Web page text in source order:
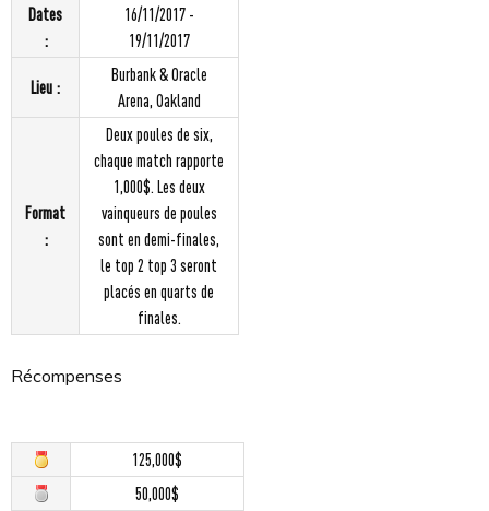
Dates
:
16/11/2017 -
19/11/2017
Lieu :
Burbank & Oracle
Arena, Oakland
Format
:
Deux poules de six,
chaque match rapporte
1,000$. Les deux
vainqueurs de poules
sont en demi-finales,
le top 2 top 3 seront
placés en quarts de
finales.
Récompenses
125,000$
50,000$